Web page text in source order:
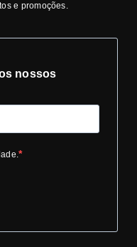
e promoções.
nossos